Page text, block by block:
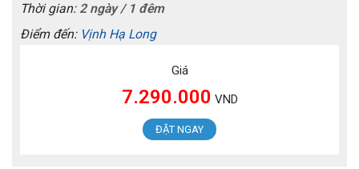
Thời gian: 2 ngày / 1 đêm
Điểm đến: Vịnh Hạ Long
Giá
7.290.000 VND
ĐẶT NGAY